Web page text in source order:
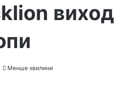
Менше хвилини